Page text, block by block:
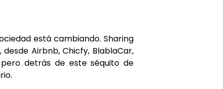
está cambiando. Sharing
Airbnb, Chicfy, BlablaCar,
detrás de este séquito de